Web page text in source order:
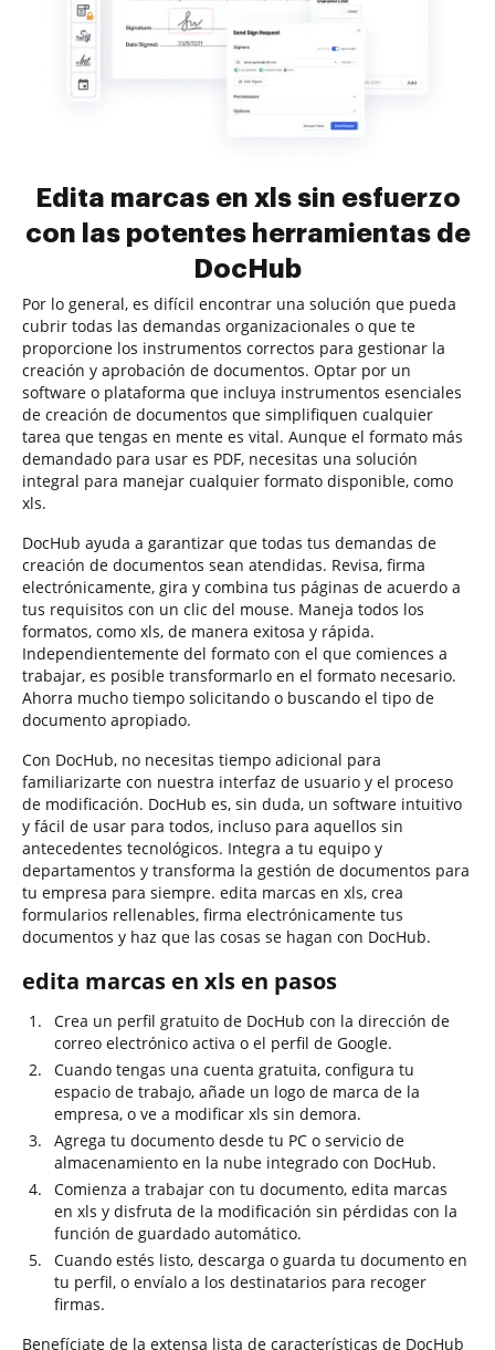
Edita marcas en xls sin esfuerzo
con las potentes herramientas de
DocHub
Por lo general, es difícil encontrar una solución que pueda
cubrir todas las demandas organizacionales o que te
proporcione los instrumentos correctos para gestionar la
creación y aprobación de documentos. Optar por un
software o plataforma que incluya instrumentos esenciales
de creación de documentos que simplifiquen cualquier
tarea que tengas en mente es vital. Aunque el formato más
demandado para usar es PDF, necesitas una solución
integral para manejar cualquier formato disponible, como
xls.
DocHub ayuda a garantizar que todas tus demandas de
creación de documentos sean atendidas. Revisa, firma
electrónicamente, gira y combina tus páginas de acuerdo a
tus requisitos con un clic del mouse. Maneja todos los
formatos, como xls, de manera exitosa y rápida.
Independientemente del formato con el que comiences a
trabajar, es posible transformarlo en el formato necesario.
Ahorra mucho tiempo solicitando o buscando el tipo de
documento apropiado.
Con DocHub, no necesitas tiempo adicional para
familiarizarte con nuestra interfaz de usuario y el proceso
de modificación. DocHub es, sin duda, un software intuitivo
y fácil de usar para todos, incluso para aquellos sin
antecedentes tecnológicos. Integra a tu equipo y
departamentos y transforma la gestión de documentos para
tu empresa para siempre. edita marcas en xls, crea
formularios rellenables, firma electrónicamente tus
documentos y haz que las cosas se hagan con DocHub.
edita marcas en xls en pasos
Crea un perfil gratuito de DocHub con la dirección de
correo electrónico activa o el perfil de Google.
Cuando tengas una cuenta gratuita, configura tu
espacio de trabajo, añade un logo de marca de la
empresa, o ve a modificar xls sin demora.
Agrega tu documento desde tu PC o servicio de
almacenamiento en la nube integrado con DocHub.
Comienza a trabajar con tu documento, edita marcas
en xls y disfruta de la modificación sin pérdidas con la
función de guardado automático.
Cuando estés listo, descarga o guarda tu documento en
tu perfil, o envíalo a los destinatarios para recoger
firmas.
Benefíciate de la extensa lista de características de DocHub